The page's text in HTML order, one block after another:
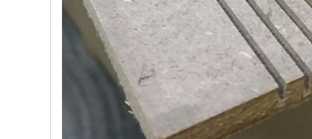
LIM
MASSIVTRÄ & TRALL
MELAMINBELAGDA SKIVOR
Kvalitetspolicy
Miljöpolicy
Lediga tjänster